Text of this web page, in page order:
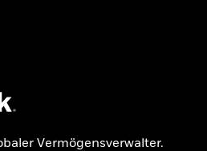
Vermögensverwalter.